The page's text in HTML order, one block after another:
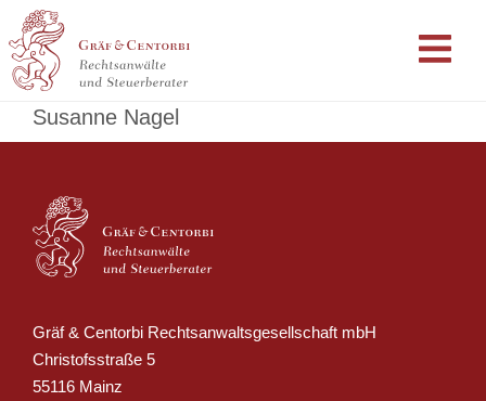
Susanne Nagel
Gräf & Centorbi Rechtsanwaltsgesellschaft mbH
Christofsstraße 5
55116 Mainz